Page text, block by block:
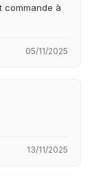
commande à
05/11/2025
13/11/2025